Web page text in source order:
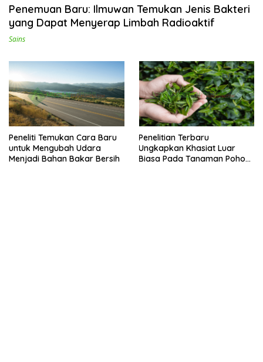
Penemuan Baru: Ilmuwan Temukan Jenis Bakteri
yang Dapat Menyerap Limbah Radioaktif
Sains
Peneliti Temukan Cara Baru
untuk Mengubah Udara
Menjadi Bahan Bakar Bersih
Penelitian Terbaru
Ungkapkan Khasiat Luar
Biasa Pada Tanaman Pohon